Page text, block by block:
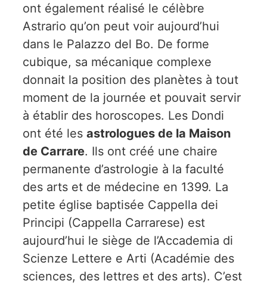
ont également réalisé le célèbre
Astrario qu’on peut voir aujourd’hui
dans le Palazzo del Bo. De forme
cubique, sa mécanique complexe
donnait la position des planètes à tout
moment de la journée et pouvait servir
à établir des horoscopes. Les Dondi
ont été les astrologues de la Maison
de Carrare. Ils ont créé une chaire
permanente d’astrologie à la faculté
des arts et de médecine en 1399. La
petite église baptisée Cappella dei
Principi (Cappella Carrarese) est
aujourd’hui le siège de l’Accademia di
Scienze Lettere e Arti (Académie des
sciences, des lettres et des arts). C’est